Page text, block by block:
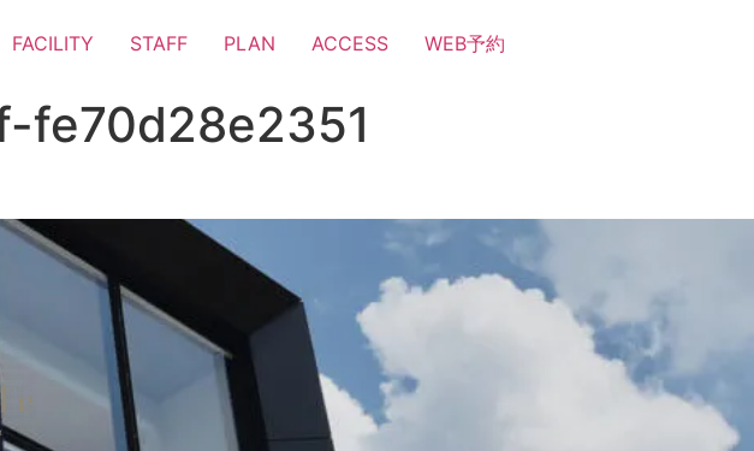
FACILITY STAFF PLAN ACCESS WEB予約
fe70d28e2351